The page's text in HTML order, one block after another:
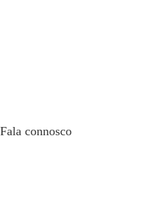
Fala connosco